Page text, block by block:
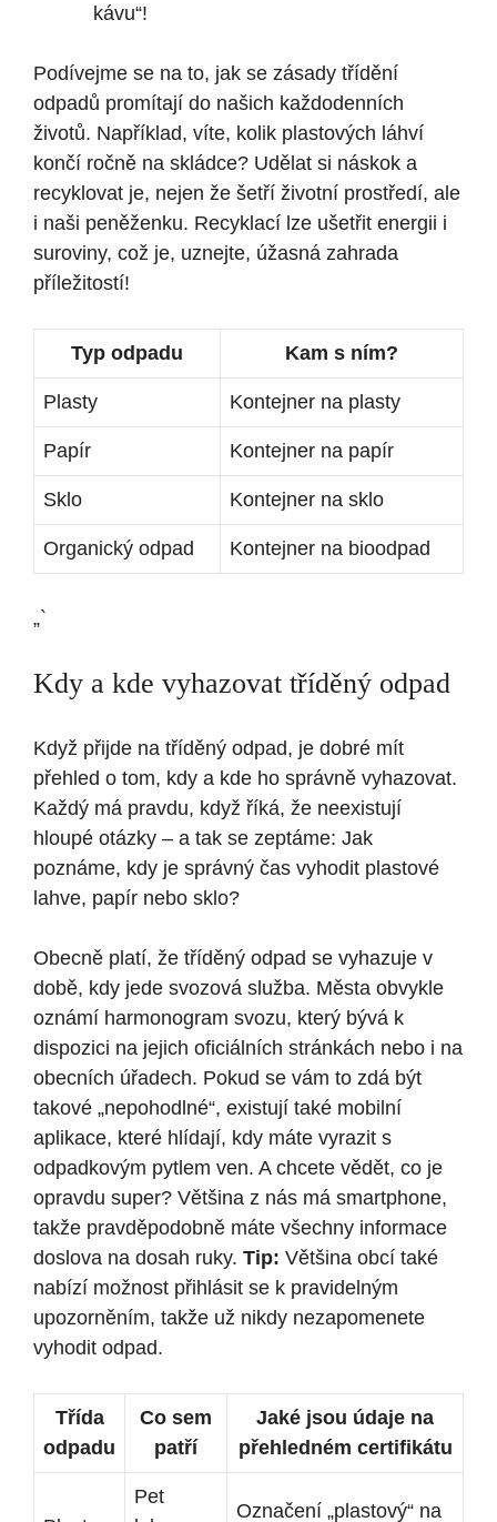
kávu“!
Podívejme se na to, jak se zásady třídění
odpadů promítají do našich každodenních
životů. Například, víte, kolik plastových láhví
končí ročně na skládce? Udělat si náskok a
recyklovat je, nejen že šetří životní prostředí, ale
i naši peněženku. Recyklací lze ušetřit energii i
suroviny, což je, uznejte, úžasná zahrada
příležitostí!
Typ odpadu Kam s ním?
Plasty Kontejner na plasty
Papír Kontejner na papír
Sklo Kontejner na sklo
Organický odpad Kontejner na bioodpad
„`
Kdy a kde vyhazovat tříděný odpad
Když přijde na tříděný odpad, je dobré mít
přehled o tom, kdy a kde ho správně vyhazovat.
Každý má pravdu, když říká, že neexistují
hloupé otázky – a tak se zeptáme: Jak
poznáme, kdy je správný čas vyhodit plastové
lahve, papír nebo sklo?
Obecně platí, že tříděný odpad se vyhazuje v
době, kdy jede svozová služba. Města obvykle
oznámí harmonogram svozu, který bývá k
dispozici na jejich oficiálních stránkách nebo i na
obecních úřadech. Pokud se vám to zdá být
takové „nepohodlné“, existují také mobilní
aplikace, které hlídají, kdy máte vyrazit s
odpadkovým pytlem ven. A chcete vědět, co je
opravdu super? Většina z nás má smartphone,
takže pravděpodobně máte všechny informace
doslova na dosah ruky. Tip: Většina obcí také
nabízí možnost přihlásit se k pravidelným
upozorněním, takže už nikdy nezapomenete
vyhodit odpad.
Třída
odpadu
Co sem
patří
Jaké jsou údaje na
přehledném certifikátu
Pet
Označení „plastový“ na